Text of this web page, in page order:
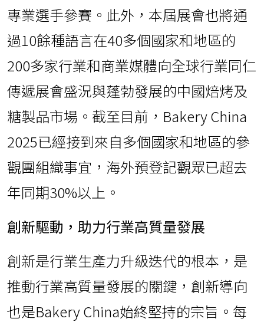
專業選手參賽。此外，本屆展會也將通
過10餘種語言在40多個國家和地區的
200多家行業和商業媒體向全球行業同仁
傳遞展會盛況與蓬勃發展的中國焙烤及
糖製品市場。截至目前，Bakery China
2025已經接到來自多個國家和地區的參
觀團組織事宜，海外預登記觀眾已超去
年同期30%以上。
創新驅動，助力行業高質量發展
創新是行業生產力升級迭代的根本，是
推動行業高質量發展的關鍵，創新導向
也是Bakery China始終堅持的宗旨。每